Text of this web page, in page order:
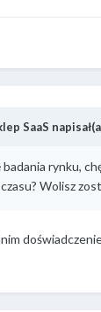
SaaS
rynku,
Wolisz